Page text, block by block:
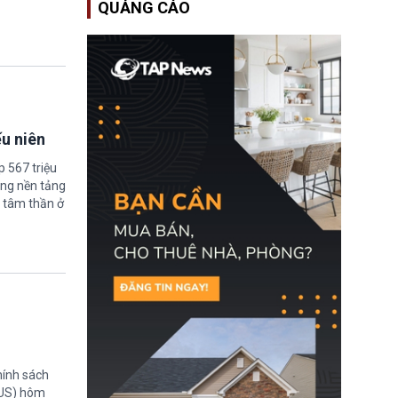
niên
567 triệu
nền tảng
tâm thần ở
sách
hôm
nguy cơ thiếu hụt lực
lượng trầm trọng. Điều
này cần được đặc biệt
chú ý bởi nếu các siêu
bão đổ bộ Hoa Kỳ ở nửa
cuối năm 2026, lực
lượng ứng phó “mỏng”
có thể làm nghẽn công
tác cứu trợ; dẫn đến hệ
thống ứng phó khẩn cấp
quốc gia quá tải.
QUẢNG CÁO